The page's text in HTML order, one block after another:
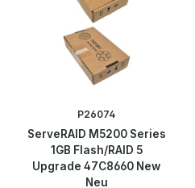
P26074
ServeRAID M5200 Series
1GB Flash/RAID 5
Upgrade 47C8660 New
Neu